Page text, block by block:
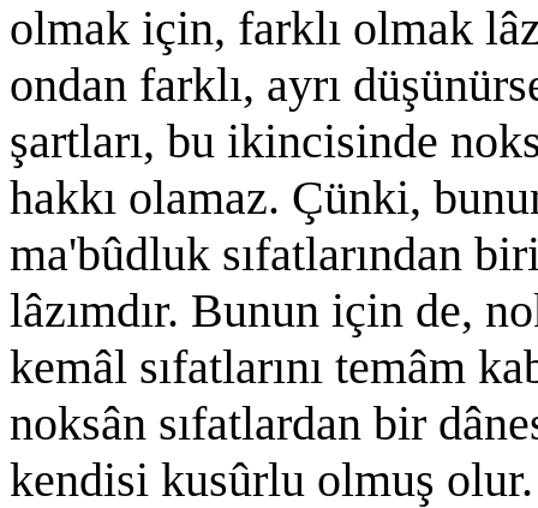
olmak için, farklı olmak
ondan farklı, ayrı
şartları, bu ikincisinde
hakkı olamaz. Çünki,
ma'bûdluk sıfatlarından
lâzımdır. Bunun için de,
kemâl sıfatlarını temâm
noksân sıfatlardan bir
kendisi kusûrlu olmuş